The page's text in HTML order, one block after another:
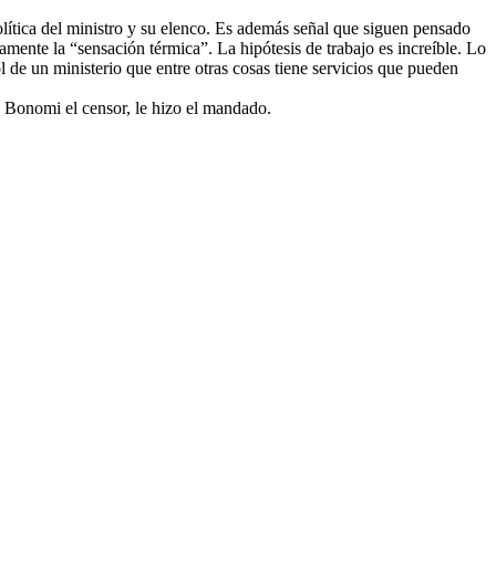
del ministro y su elenco. Es además señal que siguen pensado
la “sensación térmica”. La hipótesis de trabajo es increíble. Lo
un ministerio que entre otras cosas tiene servicios que pueden
el censor, le hizo el mandado.